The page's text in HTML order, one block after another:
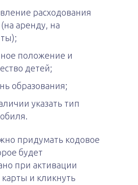
расходования
аренду, на
положение и
детей;
образования;
указать тип
придумать кодовое
будет
при активации
и кликнуть